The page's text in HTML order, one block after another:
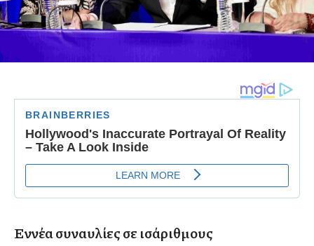
Εννέα συναυλίες σε ισάριθμους